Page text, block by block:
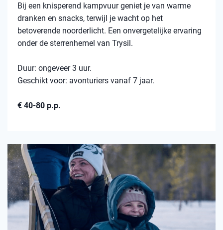
Bij een knisperend kampvuur geniet je van warme
dranken en snacks, terwijl je wacht op het
betoverende noorderlicht. Een onvergetelijke ervaring
onder de sterrenhemel van Trysil.
Duur: ongeveer 3 uur.
Geschikt voor: avonturiers vanaf 7 jaar.
€ 40-80 p.p.